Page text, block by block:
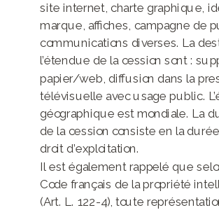
site internet, charte graphique,
marque, affiches, campagne de
communications diverses. La
l’étendue de la cession sont :
papier/web, diffusion dans la
télévisuelle avec usage public.
géographique est mondiale. La
de la cession consiste en la
droit d’exploitation.
Il est également rappelé que
Code français de la propriété
(Art. L. 122-4), toute